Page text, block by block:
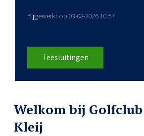
Bijgewerkt op 03-08-2026 10:57
Teesluitingen
Welkom bij Golfclub
Kleij